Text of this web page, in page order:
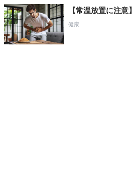
【常温放置に注意
健康